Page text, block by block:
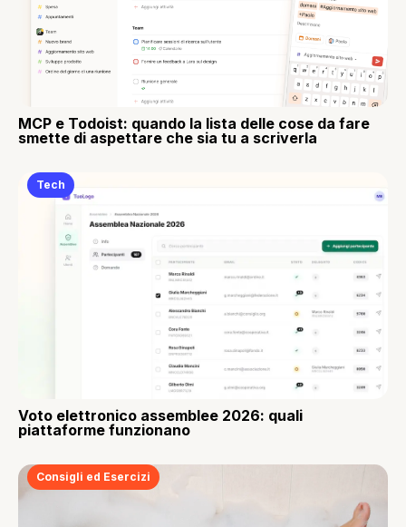
MCP e Todoist: quando la lista delle cose da fare
smette di aspettare che sia tu a scriverla
Tech
Voto elettronico assemblee 2026: quali
piattaforme funzionano
Consigli ed Esercizi